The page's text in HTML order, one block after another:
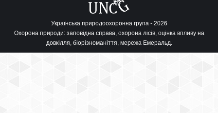
Українська природоохоронна група - 2026
Охорона природи: заповідна справа, охорона лісів, оцінка впливу на
довкілля, біорізноманіття, мережа Емеральд.